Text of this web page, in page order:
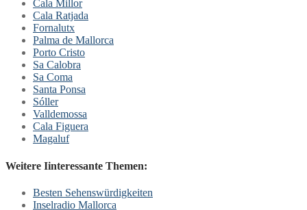
Cala Millor
Cala Ratjada
Fornalutx
Palma de Mallorca
Porto Cristo
Sa Calobra
Sa Coma
Santa Ponsa
Sóller
Valldemossa
Cala Figuera
Magaluf
Weitere Iinteressante Themen:
Besten Sehenswürdigkeiten
Inselradio Mallorca